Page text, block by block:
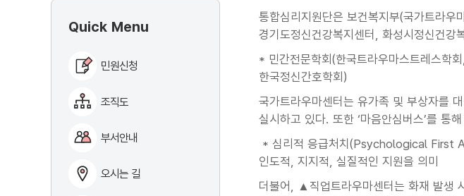
Quick Menu
민원신청
조직도
부서안내
오시는 길
통합심리지원단은 보건복지부(국가트라우
경기도정신건강복지센터, 화성시정신건
* 민간전문학회(한국트라우마스트레스학
한국정신간호학회)
국가트라우마센터는 유가족 및 부상자를
실시하고 있다. 또한 ‘마음안심버스’를 통
* 심리적 응급처치(Psychological First
인도적, 지지적, 실질적인 지원을 의미
더불어, ▲직업트라우마센터는 화재 발생